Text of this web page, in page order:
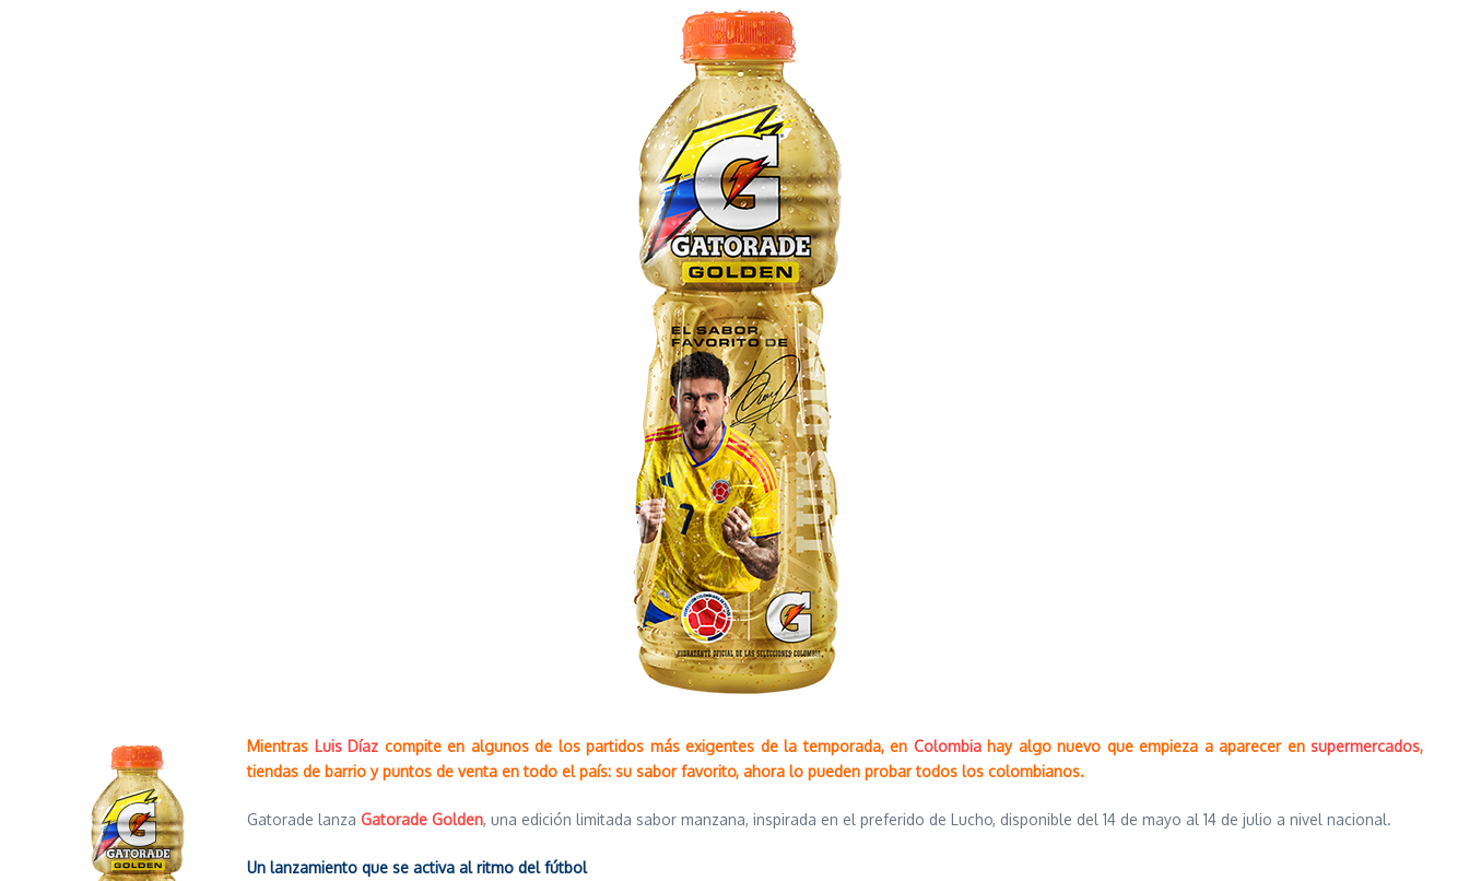
Mientras Luis Díaz compite en algunos de los partidos más exigentes de la temporada, en Colombiahay algo nuevo que empieza a aparecer en supermercados,
tiendas de barrio y puntos de venta en todo el país: su sabor favorito, ahora lo pueden probar todos los colombianos.
Gatorade lanza Gatorade Golden, una edición limitada sabor manzana, inspirada en el preferido de Lucho, disponible del 14 de mayo al 14 de julio a nivel nacional.
Un lanzamiento que se activa al ritmo del fútbol